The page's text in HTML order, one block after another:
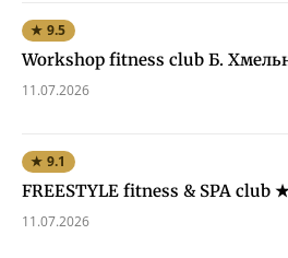
★ 9.5
Workshop fitness club Б.
11.07.2026
★ 9.1
FREESTYLE fitness & SPA club
11.07.2026